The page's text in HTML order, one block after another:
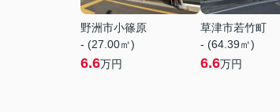
野洲市小篠原
- (27.00㎡)
6.6万円
草津市若竹町
- (64.39㎡)
6.6万円